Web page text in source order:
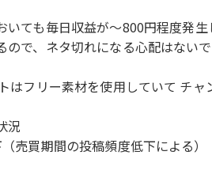
いても毎日収益が～800円程度発
で、ネタ切れになる心配はないで
はフリー素材を使用していて チ
況
売買期間の投稿頻度低下による）